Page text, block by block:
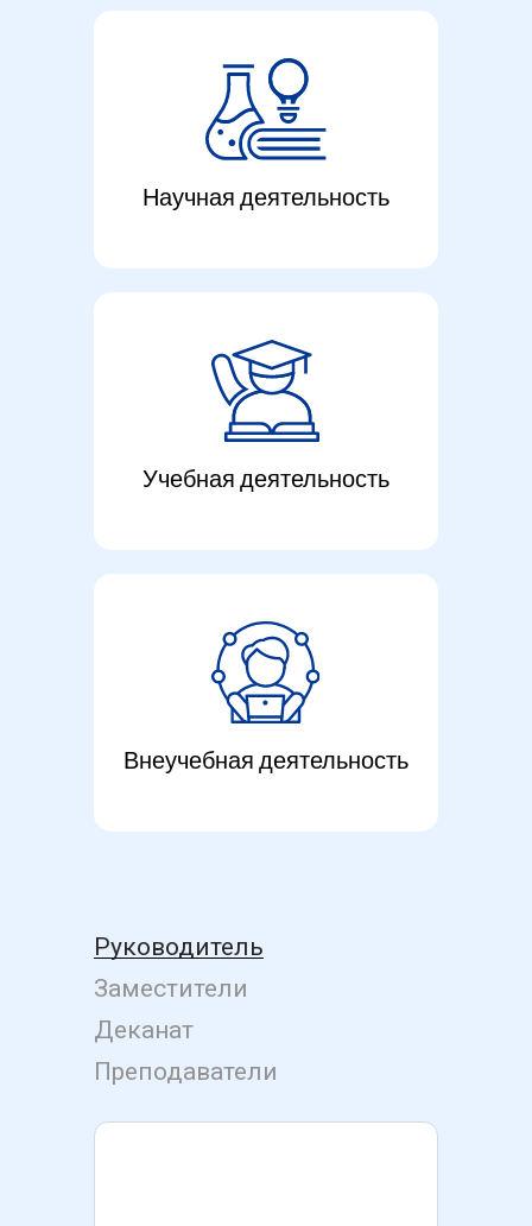
Научная деятельность
Учебная деятельность
Внеучебная деятельность
Руководитель
Заместители
Деканат
Преподаватели